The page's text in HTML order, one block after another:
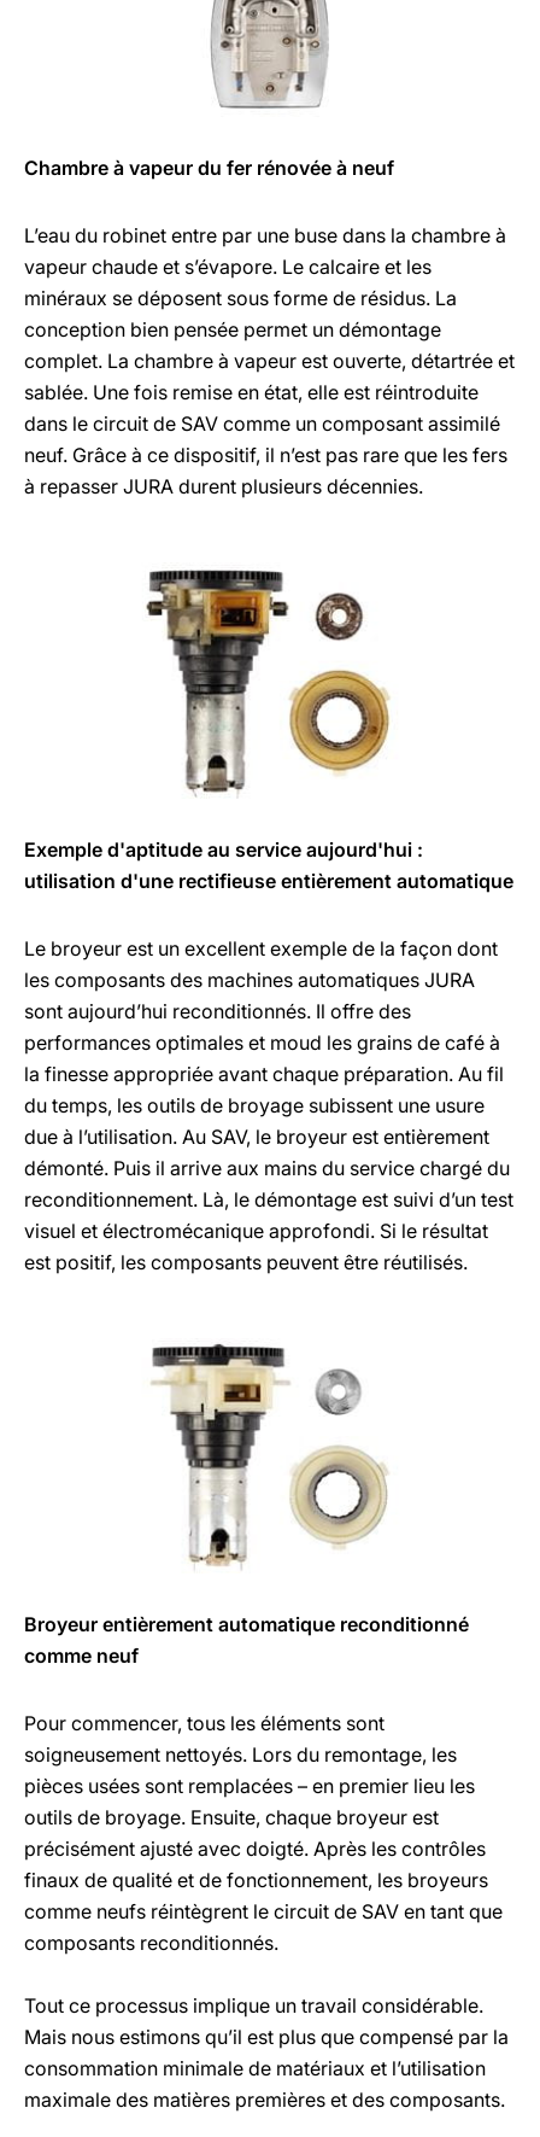
Chambre à vapeur du fer rénovée à neuf
L’eau du robinet entre par une buse dans la chambre à
vapeur chaude et s’évapore. Le calcaire et les
minéraux se déposent sous forme de résidus. La
conception bien pensée permet un démontage
complet. La chambre à vapeur est ouverte, détartrée et
sablée. Une fois remise en état, elle est réintroduite
dans le circuit de SAV comme un composant assimilé
neuf. Grâce à ce dispositif, il n’est pas rare que les fers
à repasser JURA durent plusieurs décennies.
Exemple d'aptitude au service aujourd'hui :
utilisation d'une rectifieuse entièrement automatique
Le broyeur est un excellent exemple de la façon dont
les composants des machines automatiques JURA
sont aujourd’hui reconditionnés. Il offre des
performances optimales et moud les grains de café à
la finesse appropriée avant chaque préparation. Au fil
du temps, les outils de broyage subissent une usure
due à l’utilisation. Au SAV, le broyeur est entièrement
démonté. Puis il arrive aux mains du service chargé du
reconditionnement. Là, le démontage est suivi d’un test
visuel et électromécanique approfondi. Si le résultat
est positif, les composants peuvent être réutilisés.
Broyeur entièrement automatique reconditionné
comme neuf
Pour commencer, tous les éléments sont
soigneusement nettoyés. Lors du remontage, les
pièces usées sont remplacées – en premier lieu les
outils de broyage. Ensuite, chaque broyeur est
précisément ajusté avec doigté. Après les contrôles
finaux de qualité et de fonctionnement, les broyeurs
comme neufs réintègrent le circuit de SAV en tant que
composants reconditionnés.
Tout ce processus implique un travail considérable.
Mais nous estimons qu’il est plus que compensé par la
consommation minimale de matériaux et l’utilisation
maximale des matières premières et des composants.